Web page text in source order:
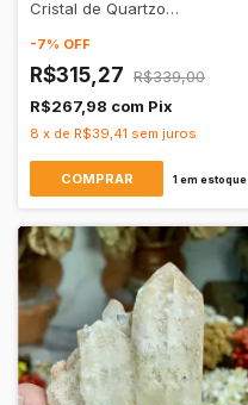
Cristal de Quartzo
-7% OFF
R$315,27 R$339,00
R$267,98 com Pix
8 x de R$39,41 sem juros
1 em estoque